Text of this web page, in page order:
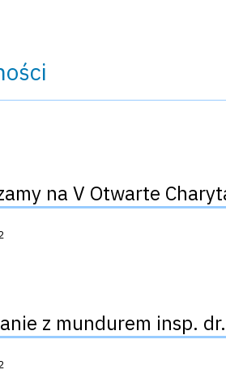
na V Otwarte
z mundurem insp.